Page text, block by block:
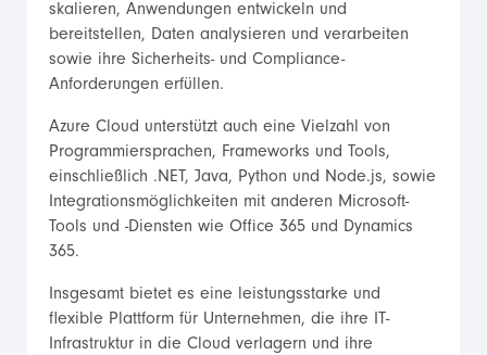
skalieren, Anwendungen entwickeln und
bereitstellen, Daten analysieren und verarbeiten
sowie ihre Sicherheits- und Compliance-
Anforderungen erfüllen.
Azure Cloud unterstützt auch eine Vielzahl von
Programmiersprachen, Frameworks und Tools,
einschließlich .NET, Java, Python und Node.js, sowie
Integrationsmöglichkeiten mit anderen Microsoft-
Tools und -Diensten wie Office 365 und Dynamics
365.
Insgesamt bietet es eine leistungsstarke und
flexible Plattform für Unternehmen, die ihre IT-
Infrastruktur in die Cloud verlagern und ihre